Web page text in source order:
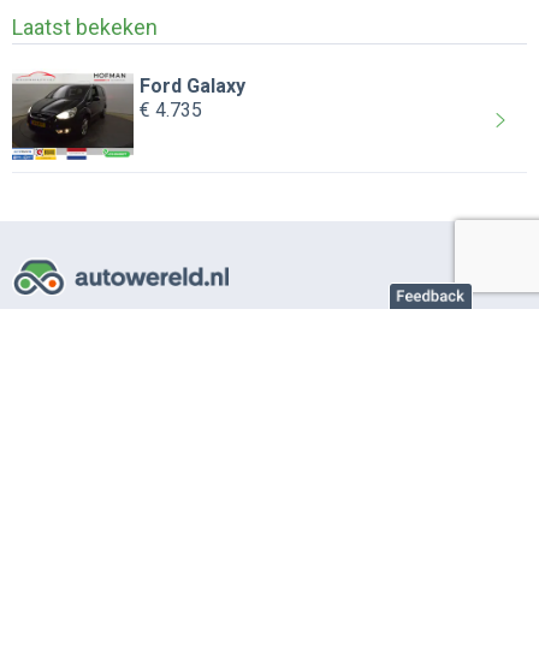
Laatst bekeken
Ford Galaxy
€ 4.735